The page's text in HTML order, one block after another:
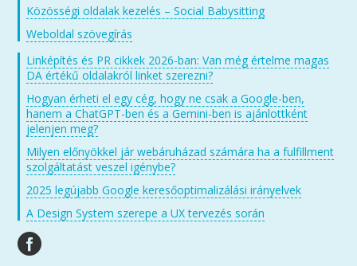
Közösségi oldalak kezelés – Social Babysitting
Weboldal szövegírás
Linképítés és PR cikkek 2026-ban: Van még értelme magas
DA értékű oldalakról linket szerezni?
Hogyan érheti el egy cég, hogy ne csak a Google-ben,
hanem a ChatGPT-ben és a Gemini-ben is ajánlottként
jelenjen meg?
Milyen előnyökkel jár webáruházad számára ha a fulfillment
szolgáltatást veszel igénybe?
2025 legújabb Google keresőoptimalizálási irányelvek
A Design System szerepe a UX tervezés során